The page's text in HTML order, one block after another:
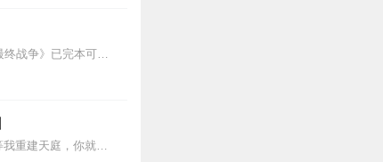
1）战争三部曲第二部《间谍的战争》已完本可直接传送过去；2）战争三部曲第三部《末日之最终战争》已完本可直接传送过去。3）战争幻想类全新力作《二战之列兵崛起》已上...
内容简介大家好，我叫张满意，是玉皇大帝下凡，现在我被人绑架了，赶紧打十万块钱过来，等我重建天庭，你就是太子，玉皇太子！领衔演播牛大宝饰张满意猫豆饰姜听...